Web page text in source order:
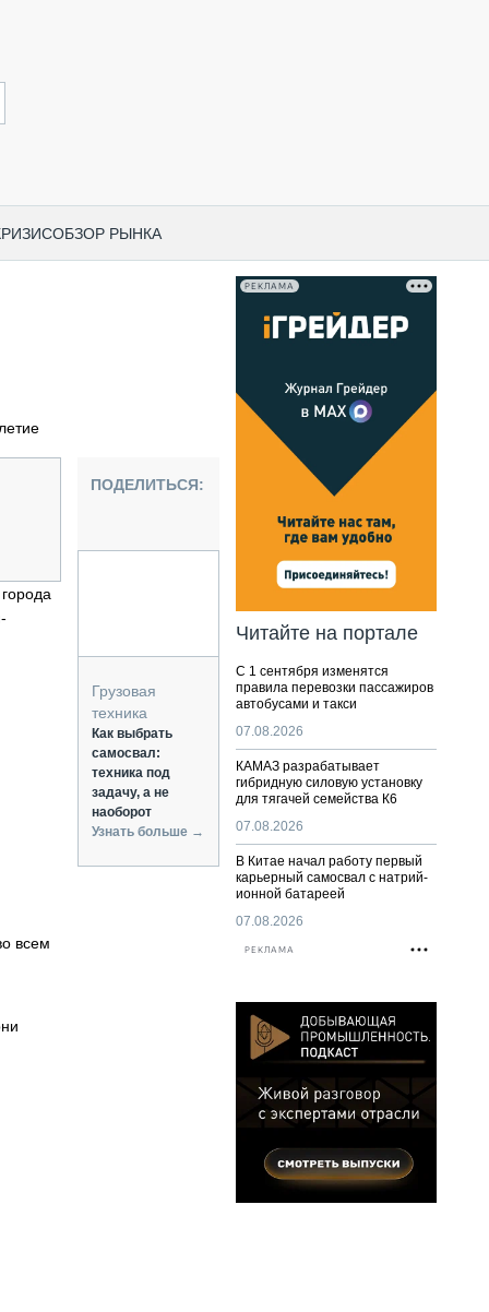
ОБЗОР РЫНКА
ТЕХНИКА
ТЕХНИКА
ТЕХНИКА
СПЕЦИАЛЬНОГО НАЗНАЧЕНИЯ
ТЕХНИКА
всем
ПОДЕЛИТЬСЯ:
Грузовая
техника
Как выбрать
самосвал:
техника под
задачу, а не
наоборот
Узнать больше →
РЕКЛАМА
Читайте на портале
С 1 сентября изменятся
правила перевозки пассажиров
автобусами и такси
07.08.2026
КАМАЗ разрабатывает
гибридную силовую установку
для тягачей семейства К6
07.08.2026
В Китае начал работу первый
карьерный самосвал с натрий-
ионной батареей
07.08.2026
РЕКЛАМА